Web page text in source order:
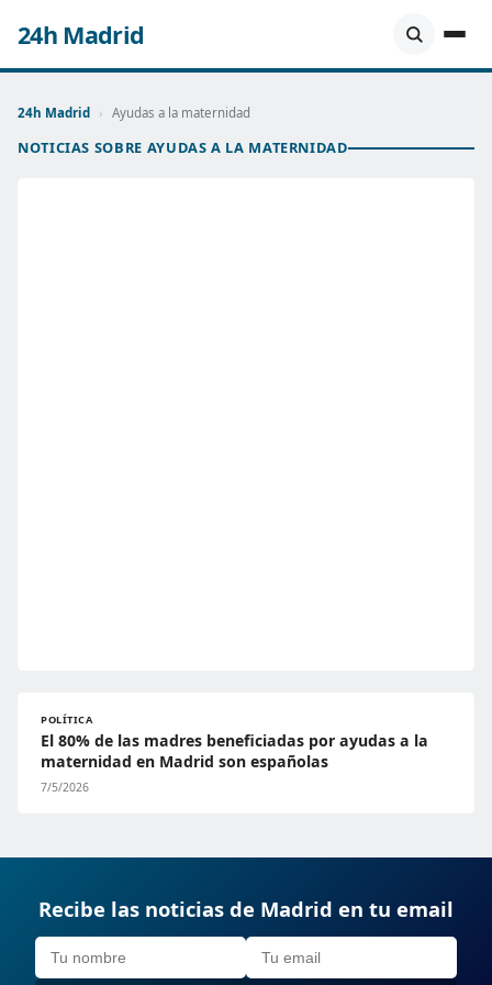
24h Madrid
24h Madrid › Ayudas a la maternidad
NOTICIAS SOBRE AYUDAS A LA MATERNIDAD
POLÍTICA
El 80% de las madres beneficiadas por ayudas a la
maternidad en Madrid son españolas
7/5/2026
Recibe las noticias de Madrid en tu email